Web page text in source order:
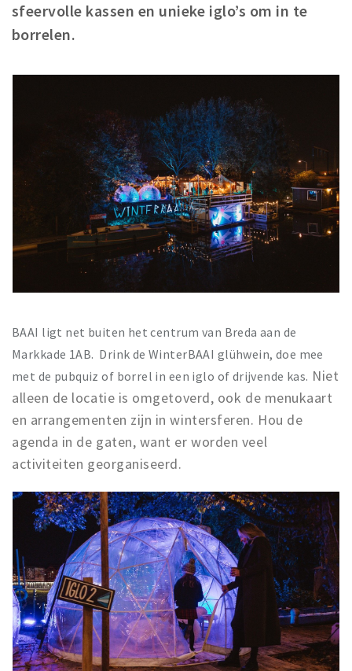
Musea, theaters & podia
Uitjes & activiteiten
Baroniepoorten
Privacy
Inloggen
sfeervolle kassen en unieke iglo’s om in te
borrelen.
BAAI ligt net buiten het centrum van Breda aan de
Markkade 1AB. Drink de WinterBAAI glühwein, doe mee
met de pubquiz of borrel in een iglo of drijvende kas. Niet
alleen de locatie is omgetoverd, ook de menukaart
en arrangementen zijn in wintersferen. Hou de
agenda in de gaten, want er worden veel
activiteiten georganiseerd.